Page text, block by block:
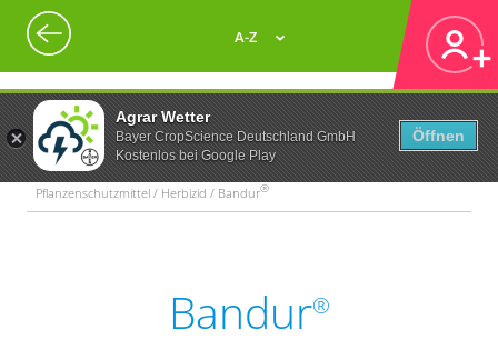
Agrar Wetter
Bayer CropScience Deutschland GmbH
Kostenlos bei Google Play
Öffnen
A-Z
Pflanzenschutzmittel / Herbizid / Bandur®
Bandur®